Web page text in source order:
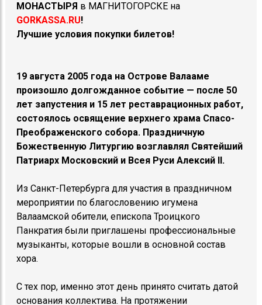
МОНАСТЫРЯ в МАГНИТОГОРСКЕ на
GORKASSA.RU!
Лучшие условия покупки билетов!
19 августа 2005 года на Острове Валааме
произошло долгожданное событие — после 50
лет запустения и 15 лет реставрационных работ,
состоялось освящение верхнего храма Спасо-
Преображенского собора. Праздничную
Божественную Литургию возглавлял Святейший
Патриарх Московский и Всея Руси Алексий II.
Из Санкт-Петербурга для участия в праздничном
мероприятии по благословению игумена
Валаамской обители, епископа Троицкого
Панкратия были приглашены профессиональные
музыканты, которые вошли в основной состав
хора.
С тех пор, именно этот день принято считать датой
основания коллектива. На протяжении